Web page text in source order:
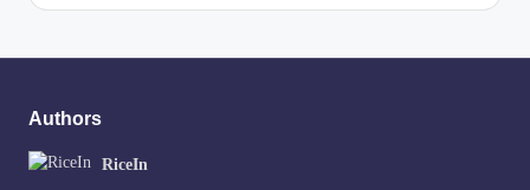
Authors
RiceIn